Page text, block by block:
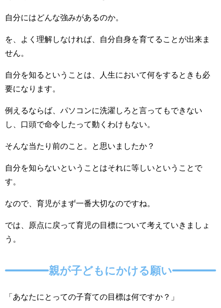
自分にはどんな強みがあるのか。
を、よく理解しなければ、自分自身を育てることが出来ま
せん。
自分を知るということは、人生において何をするときも必
要になります。
例えるならば、パソコンに洗濯しろと言ってもできない
し、口頭で命令したって動くわけもない。
そんな当たり前のこと。と思いましたか？
自分を知らないということはそれに等しいということで
す。
なので、育児がまず一番大切なのですね。
では、原点に戻って育児の目標について考えていきましょ
う。
親が子どもにかける願い
「あなたにとっての子育ての目標は何ですか？」